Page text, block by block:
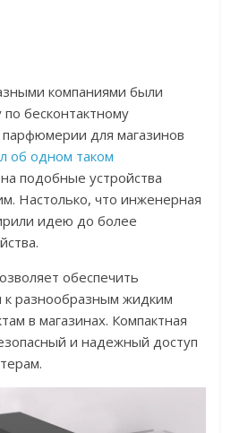
компаниями были
бесконтактному
для магазинов
об одном таком
подобные устройства
Настолько, что инженерная
идею до более
обеспечить
к разнообразным жидким
в магазинах. Компактная
и надежный доступ